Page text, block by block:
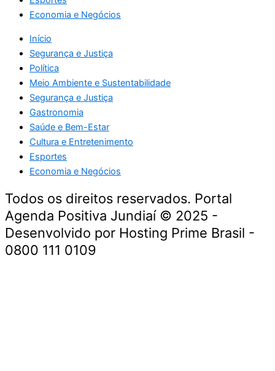
Economia e Negócios
Início
Segurança e Justiça
Política
Meio Ambiente e Sustentabilidade
Segurança e Justiça
Gastronomia
Saúde e Bem-Estar
Cultura e Entretenimento
Esportes
Economia e Negócios
Todos os direitos reservados. Portal
Agenda Positiva Jundiaí © 2025 -
Desenvolvido por Hosting Prime Brasil -
0800 111 0109